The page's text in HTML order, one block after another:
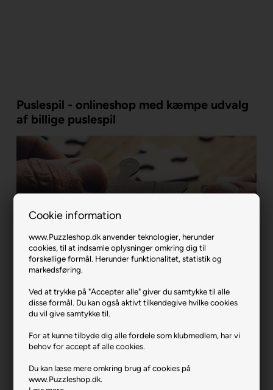
Cookie information
www.Puzzleshop.dk anvender teknologier, herunder
cookies, til at indsamle oplysninger omkring dig til
forskellige formål. Herunder funktionalitet, statistik og
markedsføring.
Ved at trykke på "Accepter alle" giver du samtykke til alle
disse formål. Du kan også aktivt tilkendegive hvilke cookies
du vil give samtykke til.
For at kunne tilbyde dig alle fordele som klubmedlem, har vi
behov for accept af alle cookies.
Du kan læse mere omkring brug af cookies på
www.Puzzleshop.dk.
Puslespil - onlineshop med kæmpe udvalg
af billige puslespil
Kæmpe udvalg af puslespils udstyr og
Hos Puzzleshop har vi et stort udvalg af puslespil online til både
så uanset om du er begynder eller den helt store entusiast, så
har vi et spil til din smag. Vi forhandler også spil med